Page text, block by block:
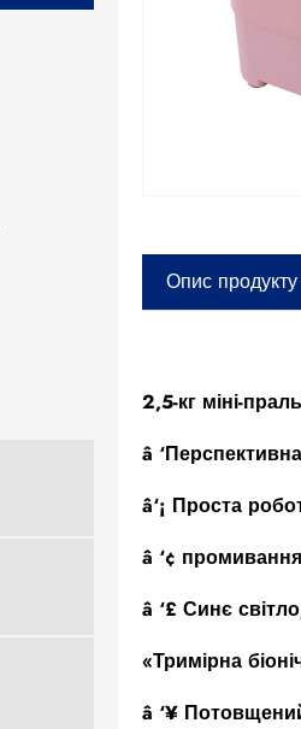
Опис продукту
2,5-кг міні-
â
â‘¡ Проста
â ‘¢
â ‘£ Синє
«Тримірна
â ‘¥